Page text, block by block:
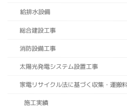
給排水設備
総合建設工事
消防設備工事
太陽光発電システム設置工事
家電リサイクル法に基づく収集・運搬
施工実績